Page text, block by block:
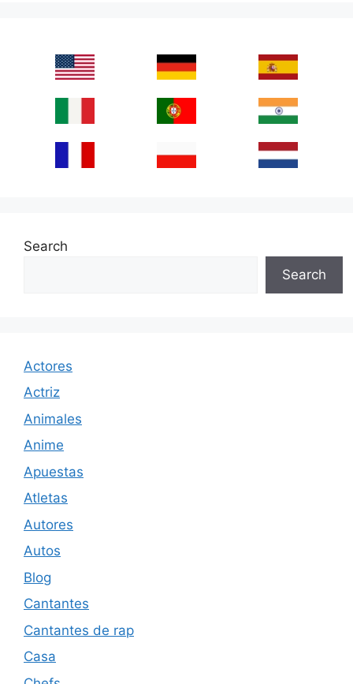
Search
Search
Actores
Actriz
Animales
Anime
Apuestas
Atletas
Autores
Autos
Blog
Cantantes
Cantantes de rap
Casa